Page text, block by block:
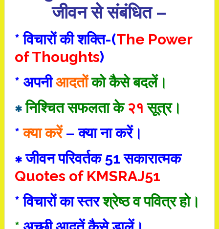
जीवन से संबंधित –
* विचारों की शक्ति-(The Power
of Thoughts)
* अपनीआदतोंको कैसे बदलें।
∗निश्चित सफलता के २१ सूत्र।
*क्या करें– क्या ना करें।
∗ जीवन परिवर्तक 51 सकारात्मक
Quotes of KMSRAJ51
* विचारों का स्तरश्रेष्ठ व पवित्र हो।